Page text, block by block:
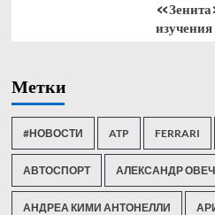
изучения
Метки
#НОВОСТИ ATP FERRARI
АВТОСПОРТ АЛЕКСАНДР
АНДРЕА КИМИ АНТОНЕЛЛИ